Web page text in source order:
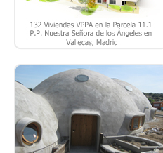
– MADRID.
PROYECTO DE EJECUCIÓN DE
EDIFICACIÓN DE 6 VIVIENDAS EN
LA C/ PROGRESO EN EL MUNICIPIO
DE BARGAS – TOLEDO.